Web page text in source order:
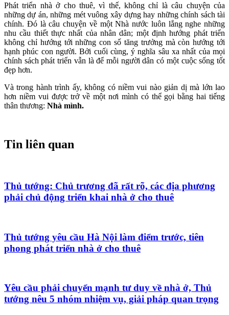
Phát triển nhà ở cho thuê, vì thế, không chỉ là câu chuyện của
những dự án, những mét vuông xây dựng hay những chính sách tài
chính. Đó là câu chuyện về một Nhà nước luôn lắng nghe những
nhu cầu thiết thực nhất của nhân dân; một định hướng phát triển
không chỉ hướng tới những con số tăng trưởng mà còn hướng tới
hạnh phúc con người. Bởi cuối cùng, ý nghĩa sâu xa nhất của mọi
chính sách phát triển vẫn là để mỗi người dân có một cuộc sống tốt
đẹp hơn.
Và trong hành trình ấy, không có niềm vui nào giản dị mà lớn lao
hơn niềm vui được trở về một nơi mình có thể gọi bằng hai tiếng
thân thương: Nhà mình.
Tin liên quan
Thủ tướng: Chủ trương đã rất rõ, các địa phương
phải chủ động triển khai nhà ở cho thuê
Thủ tướng yêu cầu Hà Nội làm điểm trước, tiên
phong phát triển nhà ở cho thuê
Yêu cầu phải chuyển mạnh tư duy về nhà ở, Thủ
tướng nêu 5 nhóm nhiệm vụ, giải pháp quan trọng